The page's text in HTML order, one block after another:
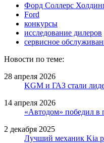
Форд Соллерс
Ford
конкурсы
исследование дилеров
сервисное
Новости по теме:
28 апреля 2026
KGM и ГАЗ стали
14 апреля 2026
«Автодом» победил в
2 декабря 2025
Лучший механик Kia